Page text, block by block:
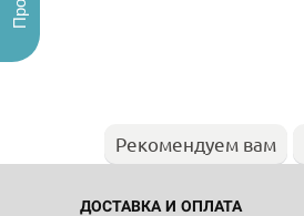
Рекомендуем вам
ДОСТАВКА И ОПЛАТА